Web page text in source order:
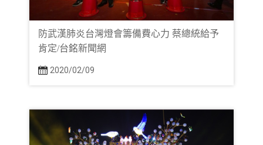
防武漢肺炎台灣燈會籌備費心力 蔡總統給予
肯定/台銘新聞網
2020/02/09